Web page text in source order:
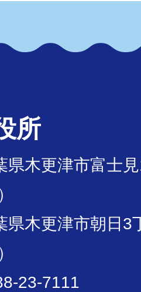
所
木更津市富士
木更津市朝日3
23-7111